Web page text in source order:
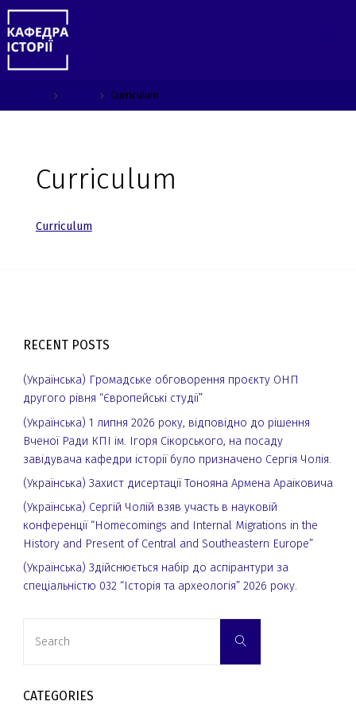
Skip
to
content
Home Curriculum
Curriculum
Curriculum
RECENT POSTS
(Українська) Громадське обговорення проєкту ОНП
другого рівня “Європейські студії”
(Українська) 1 липня 2026 року, відповідно до рішення
Вченої Ради КПІ ім. Ігоря Сікорського, на посаду
завідувача кафедри історії було призначено Сергія Чолія.
(Українська) Захист дисертації Тонояна Армена Араіковича
(Українська) Сергій Чолій взяв участь в науковій
конференції “Homecomings and Internal Migrations in the
History and Present of Central and Southeastern Europe”
(Українська) Здійснюється набір до аспірантури за
спеціальністю 032 “Історія та археологія” 2026 року.
Search
CATEGORIES